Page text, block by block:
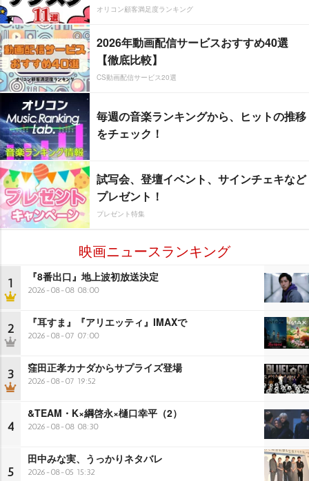
オリコン顧客満足度ランキング
2026年動画配信サービスおすすめ40選
【徹底比較】
CS動画配信サービス20選
毎週の音楽ランキングから、ヒットの推移
をチェック！
試写会、登壇イベント、サインチェキなど
プレゼント！
プレゼント特集
映画ニュースランキング
1 『8番出口』地上波初放送決定
2026-08-08 08:00
2 『耳すま』『アリエッティ』IMAXで
2026-08-07 07:00
3 窪田正孝カナダからサプライズ登場
2026-08-07 19:52
4
&TEAM・K×綱啓永×樋口幸平（2）
2026-08-08 08:30
5
田中みな実、うっかりネタバレ
2026-08-05 15:32